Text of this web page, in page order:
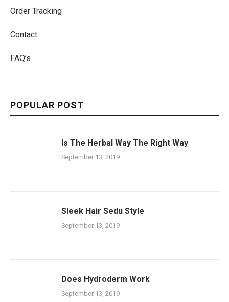
Order Tracking
Contact
FAQ’s
POPULAR POST
Is The Herbal Way The Right Way
September 13, 2019
Sleek Hair Sedu Style
September 13, 2019
Does Hydroderm Work
September 13, 2019